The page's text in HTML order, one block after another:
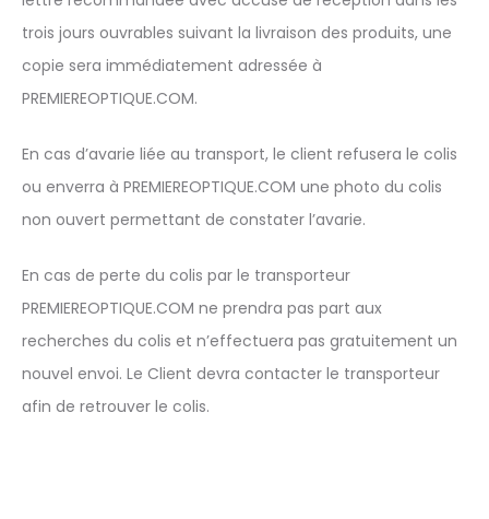
trois jours ouvrables suivant la livraison des produits, une
copie sera immédiatement adressée à
PREMIEREOPTIQUE.COM.
En cas d’avarie liée au transport, le client refusera le colis
ou enverra à PREMIEREOPTIQUE.COM une photo du colis
non ouvert permettant de constater l’avarie.
En cas de perte du colis par le transporteur
PREMIEREOPTIQUE.COM ne prendra pas part aux
recherches du colis et n’effectuera pas gratuitement un
nouvel envoi. Le Client devra contacter le transporteur
afin de retrouver le colis.